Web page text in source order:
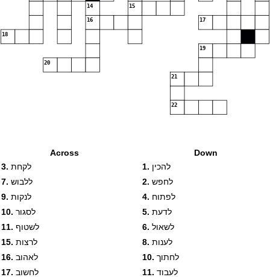
14 15
16 17
18
19
20
21
22
Across
3. לקחת
7. ללבוש
9. לנקות
10. לסגור
11. לשטוף
15. לרצות
16. לאהוב
17. לחשוב
Down
1. להכין
2. לחפש
4. לפתוח
5. לדעת
6. לשאול
8. לענות
10. לחתוך
11. לעבוד